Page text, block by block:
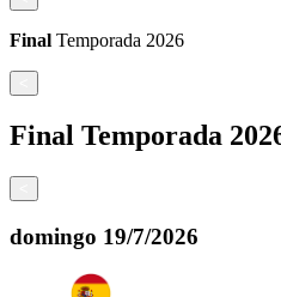
Final Temporada 2026
Final Temporada
domingo 19/7/2026